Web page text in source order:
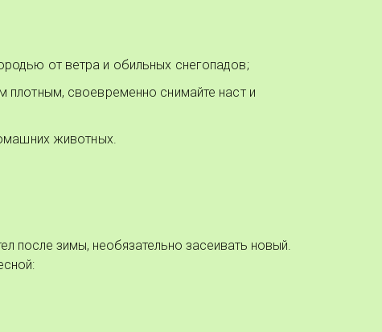
от ветра и обильных снегопадов;
плотным, своевременно снимайте наст и
животных.
после зимы, необязательно засеивать новый.